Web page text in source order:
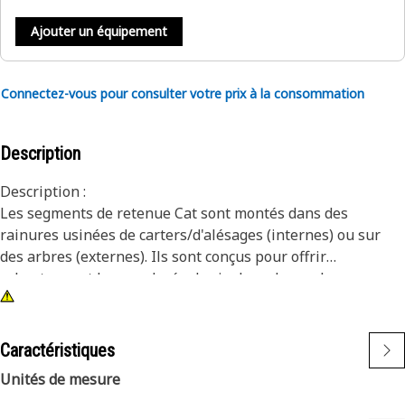
Ajouter un équipement
Connectez-vous pour consulter votre prix à la consommation
Description
Description :
Les segments de retenue Cat sont montés dans des
rainures usinées de carters/d'alésages (internes) ou sur
des arbres (externes). Ils sont conçus pour offrir
robustesse et longue durée de vie dans de nombreuses
applications. Les segments de retenue Cat sont fabriqués
durabilité, la fiabilité et la productivité. Vous pouvez
compter sur ces produits Built For It pour vous aider à être
plus productif. Les segments de retenue respectent ou
Caractéristiques
Unités de mesure